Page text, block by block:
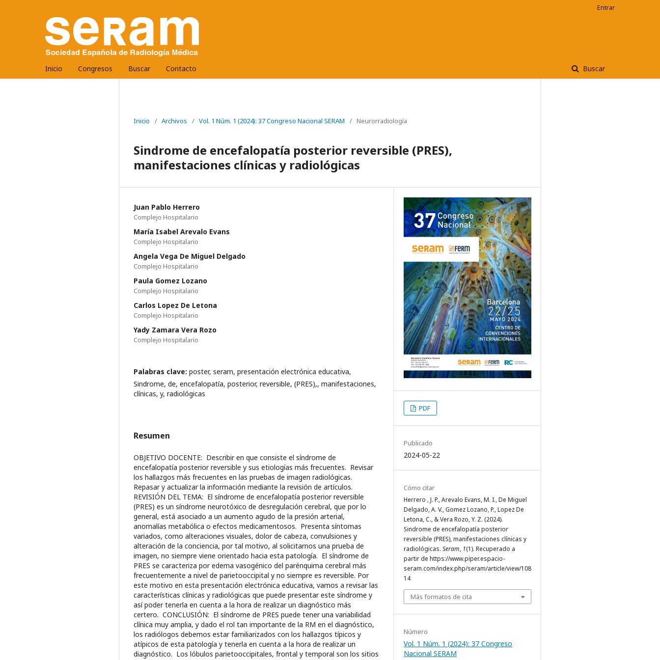
Inicio Congresos Buscar Contacto Buscar
Entrar
Inicio / Archivos / Vol. 1 Núm. 1 (2024): 37 Congreso Nacional SERAM / Neurorradiología
Sindrome de encefalopatía posterior reversible (PRES),
manifestaciones clínicas y radiológicas
Juan Pablo Herrero
Complejo Hospitalario
María Isabel Arevalo Evans
Complejo Hospitalario
Angela Vega De Miguel Delgado
Complejo Hospitalario
Paula Gomez Lozano
Complejo Hospitalario
Carlos Lopez De Letona
Complejo Hospitalario
Yady Zamara Vera Rozo
Complejo Hospitalario
Palabras clave: poster, seram, presentación electrónica educativa,
Sindrome, de, encefalopatía, posterior, reversible, (PRES),, manifestaciones,
clínicas, y, radiológicas
Resumen
OBJETIVO DOCENTE: Describir en que consiste el síndrome de
encefalopatía posterior reversible y sus etiologías más frecuentes. Revisar
los hallazgos más frecuentes en las pruebas de imagen radiológicas.
Repasar y actualizar la información mediante la revisión de artículos.
REVISIÓN DEL TEMA: El síndrome de encefalopatía posterior reversible
(PRES) es un síndrome neurotóxico de desregulación cerebral, que por lo
general, está asociado a un aumento agudo de la presión arterial,
anomalías metabólica o efectos medicamentosos. Presenta síntomas
variados, como alteraciones visuales, dolor de cabeza, convulsiones y
alteración de la conciencia, por tal motivo, al solicitarnos una prueba de
imagen, no siempre viene orientado hacia esta patología. El síndrome de
PRES se caracteriza por edema vasogénico del parénquima cerebral más
frecuentemente a nivel de parietooccipital y no siempre es reversible. Por
este motivo en esta presentación electrónica educativa, vamos a revisar las
características clínicas y radiológicas que puede presentar este síndrome y
así poder tenerla en cuenta a la hora de realizar un diagnóstico más
certero. CONCLUSIÓN: El síndrome de PRES puede tener una variabilidad
clínica muy amplia, y dado el rol tan importante de la RM en el diagnóstico,
los radiólogos debemos estar familiarizados con los hallazgos típicos y
atípicos de esta patología y tenerla en cuenta a la hora de realizar un
diagnóstico. Los lóbulos parietooccipitales, frontal y temporal son los sitios
PDF
Publicado
2024-05-22
Cómo citar
Herrero , J. P., Arevalo Evans, M. I., De Miguel
Delgado, A. V., Gomez Lozano, P., Lopez De
Letona, C., & Vera Rozo, Y. Z. (2024).
Sindrome de encefalopatía posterior
reversible (PRES), manifestaciones clínicas y
radiológicas. Seram, 1(1). Recuperado a
partir de https://www.piper.espacio-
seram.com/index.php/seram/article/view/108
14
Más formatos de cita
Número
Vol. 1 Núm. 1 (2024): 37 Congreso
Nacional SERAM